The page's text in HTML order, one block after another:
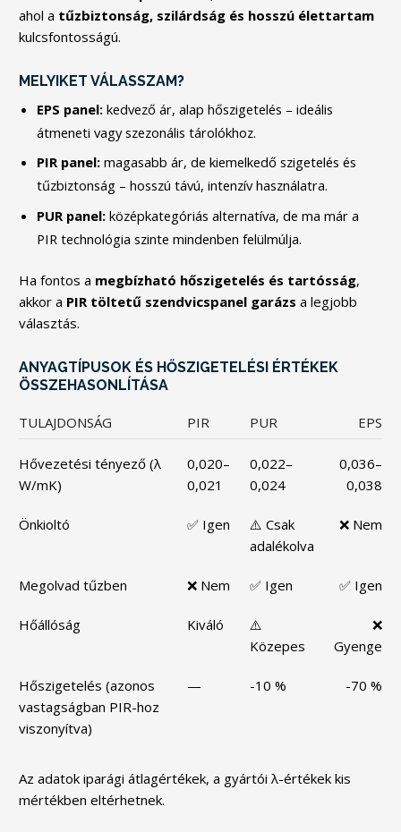
ahol a tűzbiztonság, szilárdság és hosszú élettartam
kulcsfontosságú.
MELYIKET VÁLASSZAM?
EPS panel: kedvező ár, alap hőszigetelés – ideális
átmeneti vagy szezonális tárolókhoz.
PIR panel: magasabb ár, de kiemelkedő szigetelés és
tűzbiztonság – hosszú távú, intenzív használatra.
PUR panel: középkategóriás alternatíva, de ma már a
PIR technológia szinte mindenben felülmúlja.
Ha fontos a megbízható hőszigetelés és tartósság,
akkor a PIR töltetű szendvicspanel garázs a legjobb
választás.
ANYAGTÍPUSOK ÉS HŐSZIGETELÉSI ÉRTÉKEK
ÖSSZEHASONLÍTÁSA
TULAJDONSÁG PIR PUR EPS
Hővezetési tényező (λ
W/mK)
0,020–
0,021
0,022–
0,024
0,036–
0,038
Önkioltó ✅ Igen
⚠️ Csak
adalékolva
❌ Nem
Megolvad tűzben ❌ Nem ✅ Igen ✅ Igen
Hőállóság Kiváló
⚠️
Közepes
❌
Gyenge
Hőszigetelés (azonos
vastagságban PIR-hoz
viszonyítva)
— -10 % -70 %
Az adatok iparági átlagértékek, a gyártói λ-értékek kis
mértékben eltérhetnek.